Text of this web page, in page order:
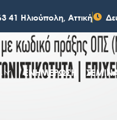
41 Ηλιούπολη, Αττική
ΕΝΗΜΕΡΩΣΗ